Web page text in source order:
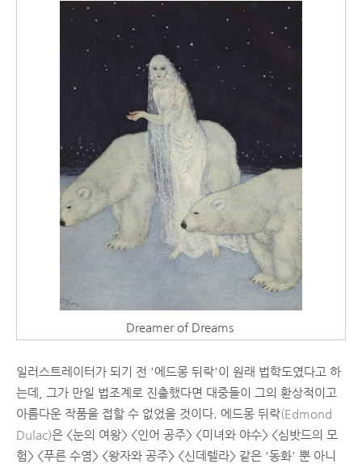
Dreamer of Dreams
일러스트레이터가 되기 전 '에드몽 뒤락'이 원래 법학도였다고 하
는데, 그가 만일 법조계로 진출했다면 대중들이 그의 환상적이고
아름다운 작품을 접할 수 없었을 것이다. 에드몽 뒤락(Edmond
Dulac)은 <눈의 여왕> <인어 공주> <미녀와 야수> <심밧드의 모
험> <푸른 수염> <왕자와 공주> <신데렐라> 같은 '동화' 뿐 아니